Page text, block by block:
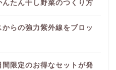
たん干し野菜のつくり方
らの強力紫外線をブロッ
限定のお得なセットが発